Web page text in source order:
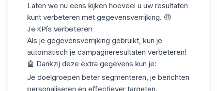
Laten we nu eens kijken hoeveel u uw resultaten
kunt verbeteren met gegevensverrijking. 🤑
Je KPI's verbeteren
Als je gegevensverrijking gebruikt, kun je
automatisch je campagneresultaten verbeteren!
🤖 Dankzij deze extra gegevens kun je:
Je doelgroepen beter segmenteren, je berichten
personaliseren en effectiever targeten.